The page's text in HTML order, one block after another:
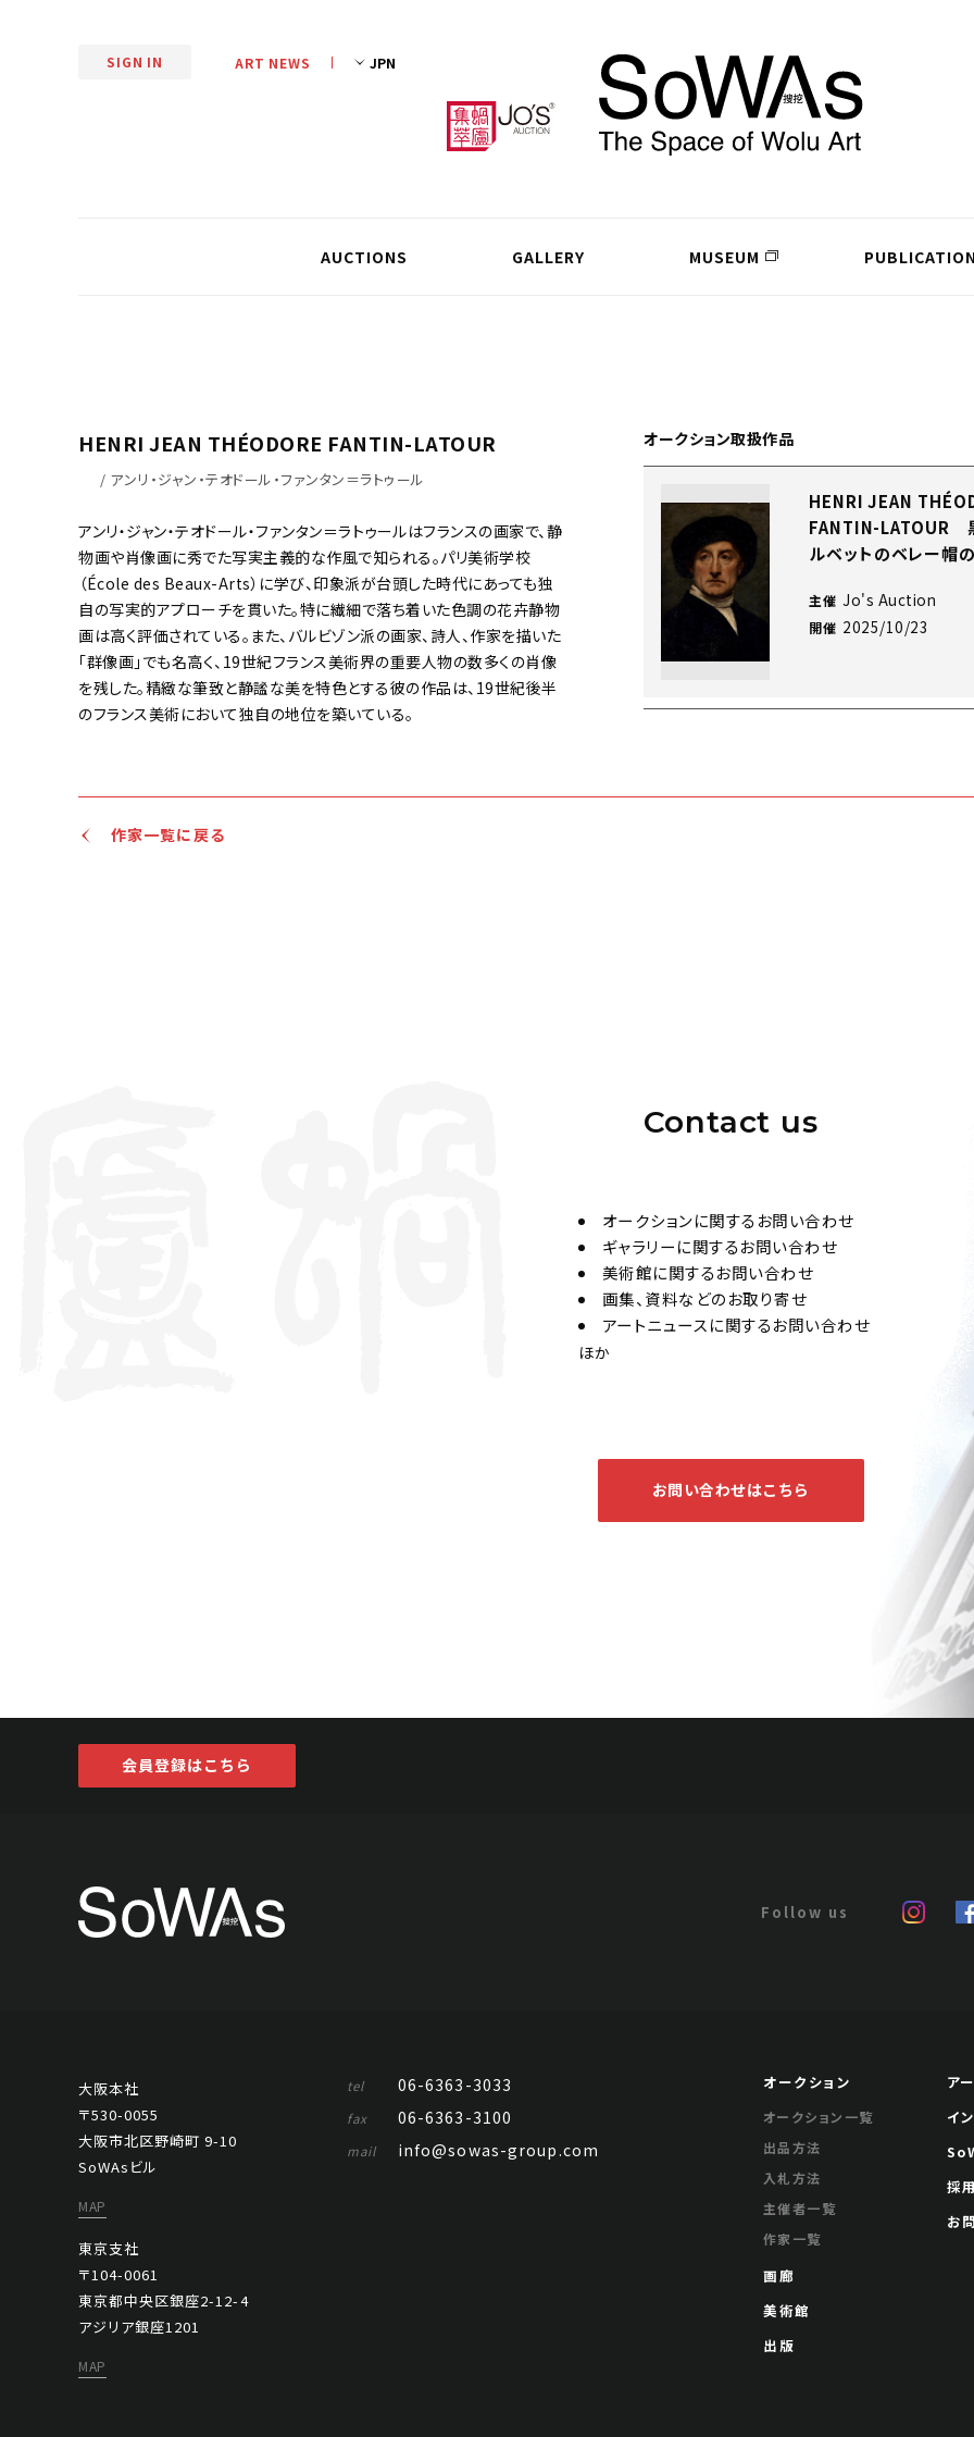
SIGN IN ART NEWS
AUCTIONS GALLERY MUSEUM
HENRI JEAN THÉODORE FANTIN-LATOUR
/ アンリ・ジャン・テオドール・ファンタン＝ラトゥール
アンリ・ジャン・テオドール・ファンタン＝ラトゥールはフランスの画家で、静
物画や肖像画に秀でた写実主義的な作風で知られる。パリ美術学校
（École des Beaux-Arts）に学び、印象派が台頭した時代にあっても独
自の写実的アプローチを貫いた。特に繊細で落ち着いた色調の花卉静物
画は高く評価されている。また、バルビゾン派の画家、詩人、作家を描いた
「群像画」でも名高く、19世紀フランス美術界の重要人物の数多くの肖像
を残した。精緻な筆致と静謐な美を特色とする彼の作品は、19世紀後半
のフランス美術において独自の地位を築いている。
オークション取扱作品
HENRI JEAN
FANTIN-LATOUR
ルベットのベレー帽
主催 Jo's Auction
開催 2025/10/23
作家一覧に戻る
Contact us
オークションに関するお問い合わせ
ギャラリーに関するお問い合わせ
美術館に関するお問い合わせ
画集、資料などのお取り寄せ
アートニュースに関するお問い合わせ
ほか
お問い合わせはこちら
会員登録はこちら
大阪本社
〒530-0055
大阪市北区野崎町 9-10
SoWAsビル
MAP
東京支社
〒104-0061
東京都中央区銀座2-12-4
アジリア銀座1201
MAP
tel 06-6363-3033
fax 06-6363-3100
mail info@sowas-group.com
オークション
オークション一覧
出品方法
入札方法
主催者一覧
作家一覧
画廊
美術館
出版
ア
イ
採
お